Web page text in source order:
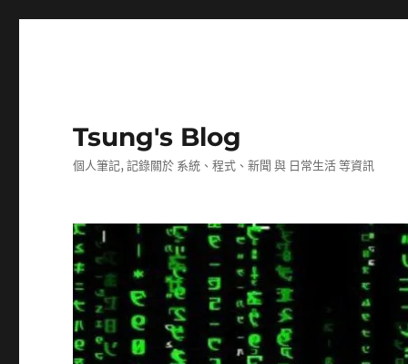
Tsung's Blog
個人筆記, 記錄關於 系統、程式、新聞 與 日常生活 等資訊